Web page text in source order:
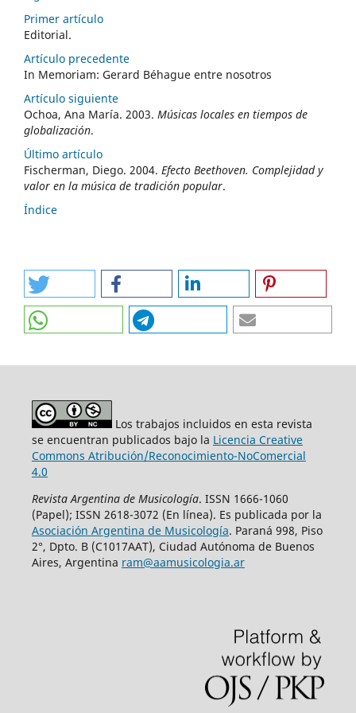
Primer artículo
Editorial.
Artículo precedente
In Memoriam: Gerard Béhague entre nosotros
Artículo siguiente
Ochoa, Ana María. 2003. Músicas locales en tiempos de
globalización.
Último artículo
Fischerman, Diego. 2004. Efecto Beethoven. Complejidad y
valor en la música de tradición popular.
Índice
Los trabajos incluidos en esta revista
se encuentran publicados bajo la Licencia Creative
Commons Atribución/Reconocimiento-NoComercial
4.0
Revista Argentina de Musicología. ISSN 1666-1060
(Papel); ISSN 2618-3072 (En línea). Es publicada por la
Asociación Argentina de Musicología. Paraná 998, Piso
2°, Dpto. B (C1017AAT), Ciudad Autónoma de Buenos
Aires, Argentina ram@aamusicologia.ar